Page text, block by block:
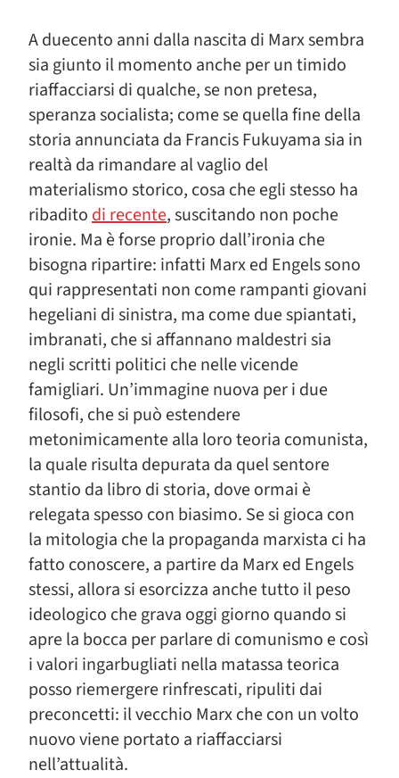
A duecento anni dalla nascita di Marx sembra
sia giunto il momento anche per un timido
riaffacciarsi di qualche, se non pretesa,
speranza socialista; come se quella fine della
storia annunciata da Francis Fukuyama sia in
realtà da rimandare al vaglio del
materialismo storico, cosa che egli stesso ha
ribaditodi recente, suscitando non poche
ironie. Ma è forse proprio dall’ironia che
bisogna ripartire: infatti Marx ed Engels sono
qui rappresentati non come rampanti giovani
hegeliani di sinistra, ma come due spiantati,
imbranati, che si affannano maldestri sia
negli scritti politici che nelle vicende
famigliari. Un’immagine nuova per i due
filosofi, che si può estendere
metonimicamente alla loro teoria comunista,
la quale risulta depurata da quel sentore
stantio da libro di storia, dove ormai è
relegata spesso con biasimo. Se si gioca con
la mitologia che la propaganda marxista ci ha
fatto conoscere, a partire da Marx ed Engels
stessi, allora si esorcizza anche tutto il peso
ideologico che grava oggi giorno quando si
apre la bocca per parlare di comunismo e così
i valori ingarbugliati nella matassa teorica
posso riemergere rinfrescati, ripuliti dai
preconcetti: il vecchio Marx che con un volto
nuovo viene portato a riaffacciarsi
nell’attualità.